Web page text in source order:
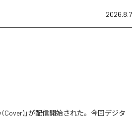
2026.8.7
(Cover)」が配信開始された。今回デジタ